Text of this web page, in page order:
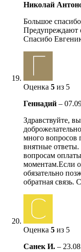
Николай
Большое
Предупреждают
Спасибо
Оценка 5 из 5
Геннадий –
Здравствуйте,
много вопросов
внятные
вопросам
моментам.Если
обязательно
обратная связь.
Оценка 5 из 5
Санек И. –